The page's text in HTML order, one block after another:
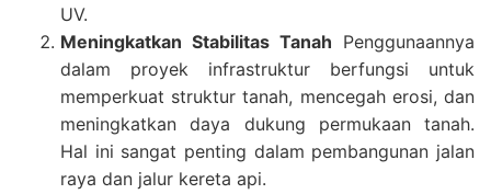
UV.
Meningkatkan Stabilitas Tanah Penggunaannya
dalam proyek infrastruktur berfungsi untuk
memperkuat struktur tanah, mencegah erosi, dan
meningkatkan daya dukung permukaan tanah.
Hal ini sangat penting dalam pembangunan jalan
raya dan jalur kereta api.